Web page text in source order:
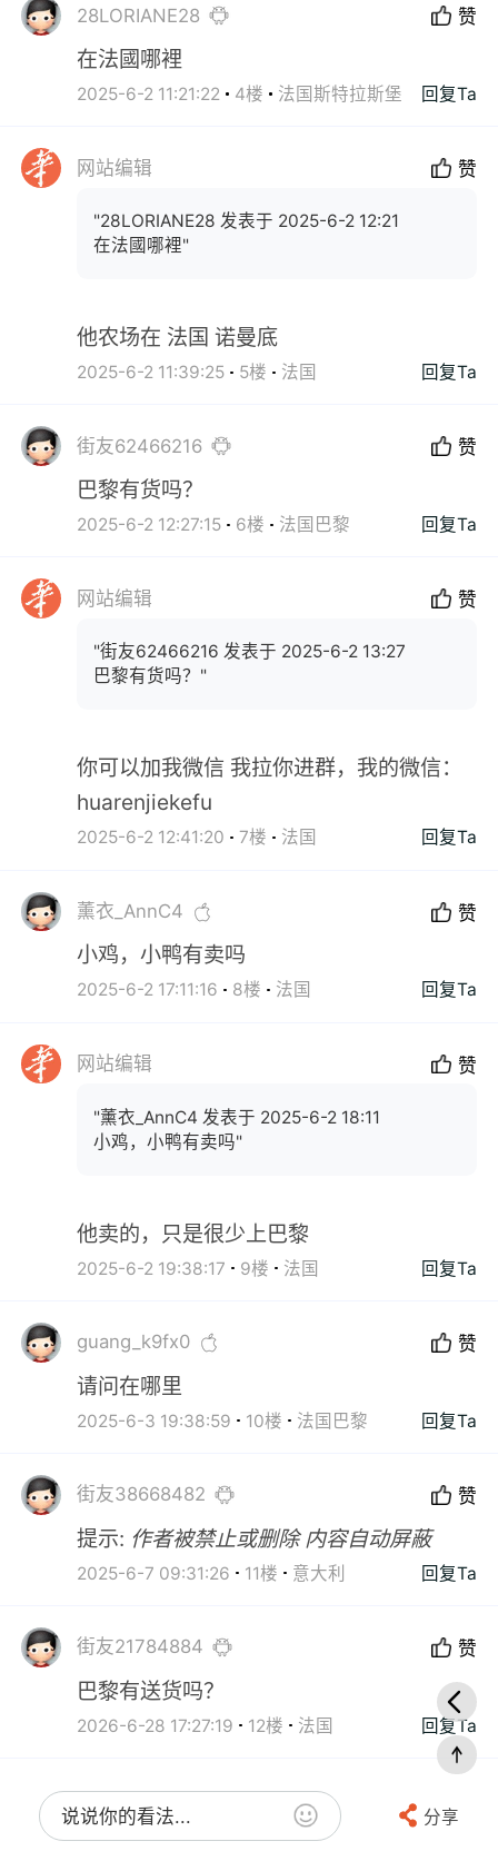
28LORIANE28 赞
在法國哪裡
2025-6-2 11:21:22 4楼 法国斯特拉斯堡 回复Ta
网站编辑 赞
"28LORIANE28 发表于 2025-6-2 12:21
在法國哪裡"
他农场在 法国 诺曼底
2025-6-2 11:39:25 5楼 法国 回复Ta
街友62466216 赞
巴黎有货吗？
2025-6-2 12:27:15 6楼 法国巴黎 回复Ta
网站编辑 赞
"街友62466216 发表于 2025-6-2 13:27
巴黎有货吗？"
你可以加我微信 我拉你进群，我的微信：
huarenjiekefu
2025-6-2 12:41:20 7楼 法国 回复Ta
薰衣_AnnC4 赞
小鸡，小鸭有卖吗
2025-6-2 17:11:16 8楼 法国 回复Ta
网站编辑 赞
"薰衣_AnnC4 发表于 2025-6-2 18:11
小鸡，小鸭有卖吗"
他卖的，只是很少上巴黎
2025-6-2 19:38:17 9楼 法国 回复Ta
guang_k9fx0 赞
请问在哪里
2025-6-3 19:38:59 10楼 法国巴黎 回复Ta
街友38668482 赞
提示: 作者被禁止或删除 内容自动屏蔽
2025-6-7 09:31:26 11楼 意大利 回复Ta
街友21784884 赞
巴黎有送货吗？
2026-6-28 17:27:19 12楼 法国 回复Ta
说说你的看法... 分享